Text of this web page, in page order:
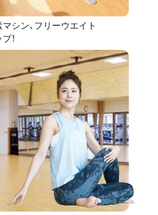
シン、フリーウエイト
！